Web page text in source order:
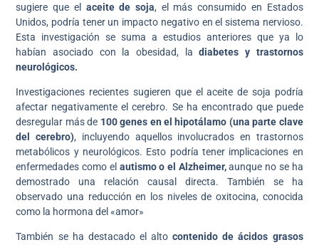
sugiere que el aceite de soja, el más consumido en Estados
Unidos, podría tener un impacto negativo en el sistema nervioso.
Esta investigación se suma a estudios anteriores que ya lo
habían asociado con la obesidad, ladiabetes y trastornos
neurológicos.
Investigaciones recientes sugieren que el aceite de soja podría
afectar negativamente el cerebro. Se ha encontrado que puede
desregular más de 100 genes en el hipotálamo (una parte clave
del cerebro), incluyendo aquellos involucrados en trastornos
metabólicos y neurológicos. Esto podría tener implicaciones en
enfermedades como el autismo o el Alzheimer,aunque no se ha
demostrado una relación causal directa. También se ha
observado una reducción en los niveles de oxitocina, conocida
como la hormona del «amor»
También se ha destacado el altocontenido de ácidos grasos